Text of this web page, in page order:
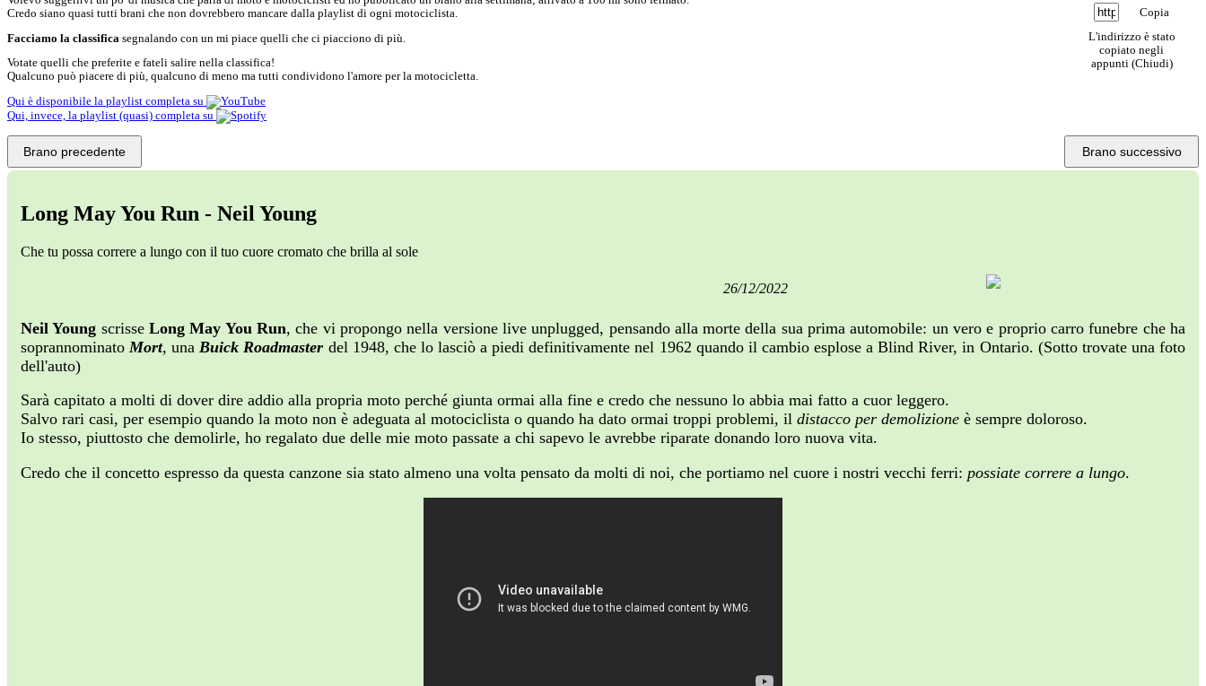
Copia
L'indirizzo è stato
copiato negli
appunti (Chiudi)
Credo siano quasi tutti brani che non dovrebbero mancare dalla playlist di ogni motociclista.
Facciamo la classifica segnalando con un mi piace quelli che ci piacciono di più.
Votate quelli che preferite e fateli salire nella classifica!
Qualcuno può piacere di più, qualcuno di meno ma tutti condividono l'amore per la motocicletta.
Qui è disponibile la playlist completa su
Qui, invece, la playlist (quasi) completa su
Brano precedente Brano successivo
Long May You Run - Neil Young
Che tu possa correre a lungo con il tuo cuore cromato che brilla al sole
26/12/2022
Neil Young scrisse Long May You Run, che vi propongo nella versione live unplugged, pensando alla morte della sua prima automobile: un vero e proprio carro funebre che ha
soprannominato Mort, una Buick Roadmaster del 1948, che lo lasciò a piedi definitivamente nel 1962 quando il cambio esplose a Blind River, in Ontario. (Sotto trovate una foto
dell'auto)
Sarà capitato a molti di dover dire addio alla propria moto perché giunta ormai alla fine e credo che nessuno lo abbia mai fatto a cuor leggero.
Salvo rari casi, per esempio quando la moto non è adeguata al motociclista o quando ha dato ormai troppi problemi, il distacco per demolizione è sempre doloroso.
Io stesso, piuttosto che demolirle, ho regalato due delle mie moto passate a chi sapevo le avrebbe riparate donando loro nuova vita.
Credo che il concetto espresso da questa canzone sia stato almeno una volta pensato da molti di noi, che portiamo nel cuore i nostri vecchi ferri: possiate correre a lungo.